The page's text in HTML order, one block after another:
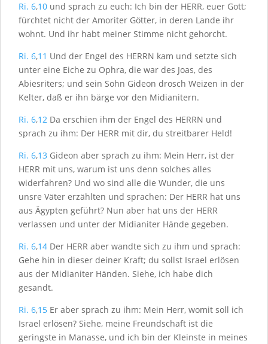
Ri. 6,10 und sprach zu euch: Ich bin der HERR, euer Gott;
fürchtet nicht der Amoriter Götter, in deren Lande ihr
wohnt. Und ihr habt meiner Stimme nicht gehorcht.
Ri. 6,11 Und der Engel des HERRN kam und setzte sich
unter eine Eiche zu Ophra, die war des Joas, des
Abiesriters; und sein Sohn Gideon drosch Weizen in der
Kelter, daß er ihn bärge vor den Midianitern.
Ri. 6,12 Da erschien ihm der Engel des HERRN und
sprach zu ihm: Der HERR mit dir, du streitbarer Held!
Ri. 6,13 Gideon aber sprach zu ihm: Mein Herr, ist der
HERR mit uns, warum ist uns denn solches alles
widerfahren? Und wo sind alle die Wunder, die uns
unsre Väter erzählten und sprachen: Der HERR hat uns
aus Ägypten geführt? Nun aber hat uns der HERR
verlassen und unter der Midianiter Hände gegeben.
Ri. 6,14 Der HERR aber wandte sich zu ihm und sprach:
Gehe hin in dieser deiner Kraft; du sollst Israel erlösen
aus der Midianiter Händen. Siehe, ich habe dich
gesandt.
Ri. 6,15 Er aber sprach zu ihm: Mein Herr, womit soll ich
Israel erlösen? Siehe, meine Freundschaft ist die
geringste in Manasse, und ich bin der Kleinste in meines